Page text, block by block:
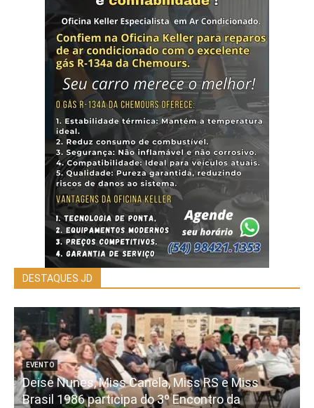
DESTAQUES JD
EVENTO
Deise Nunes, Miss Canela, Miss RS e Miss
Brasil 1986 participa do 3º Encontro da